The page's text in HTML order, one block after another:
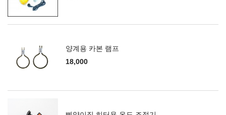
양계용 카본 램프
18,000